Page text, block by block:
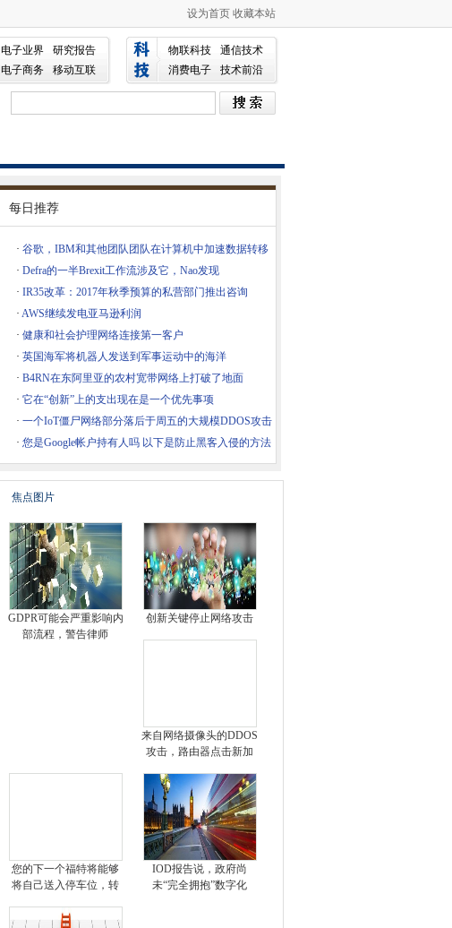
设为首页 收藏本站
电子业界
研究报告
电子商务
移动互联
物联科技
通信技术
消费电子
技术前沿
每日推荐
· 谷歌，IBM和其他团队团队在计算机中加速数据转移
· Defra的一半Brexit工作流涉及它，Nao发现
· IR35改革：2017年秋季预算的私营部门推出咨询
· AWS继续发电亚马逊利润
· 健康和社会护理网络连接第一客户
· 英国海军将机器人发送到军事运动中的海洋
· B4RN在东阿里亚的农村宽带网络上打破了地面
· 它在“创新”上的支出现在是一个优先事项
· 一个IoT僵尸网络部分落后于周五的大规模DDOS攻击
· 您是Google帐户持有人吗 以下是防止黑客入侵的方法
焦点图片
GDPR可能会严重影响内
部流程，警告律师
创新关键停止网络攻击
来自网络摄像头的DDOS
攻击，路由器点击新加
您的下一个福特将能够
将自己送入停车位，转
IOD报告说，政府尚
未“完全拥抱”数字化